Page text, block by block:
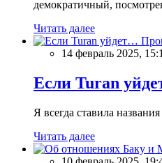
демократичный,
Читать далее
14 февраль 2025,
Если Turan
Я всегда ставила
Читать далее